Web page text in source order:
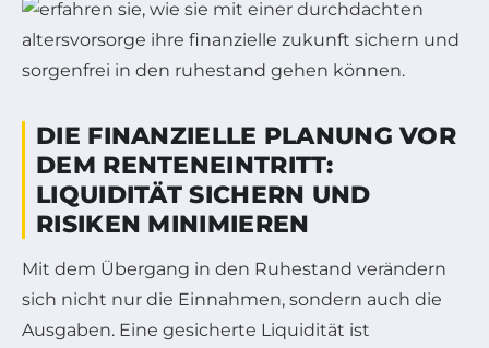
DIE FINANZIELLE PLANUNG VOR
DEM RENTENEINTRITT:
LIQUIDITÄT SICHERN UND
RISIKEN MINIMIEREN
Mit dem Übergang in den Ruhestand verändern
sich nicht nur die Einnahmen, sondern auch die
Ausgaben. Eine gesicherte Liquidität ist